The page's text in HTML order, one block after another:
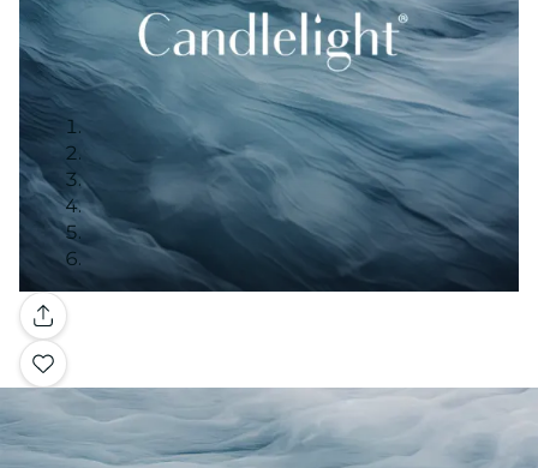
Galerie